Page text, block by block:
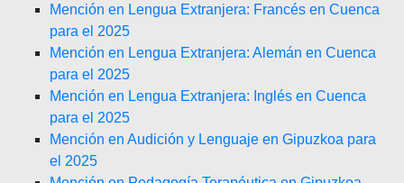
Mención en Lengua Extranjera: Francés en Cuenca
para el 2025
Mención en Lengua Extranjera: Alemán en Cuenca
para el 2025
Mención en Lengua Extranjera: Inglés en Cuenca
para el 2025
Mención en Audición y Lenguaje en Gipuzkoa para
el 2025